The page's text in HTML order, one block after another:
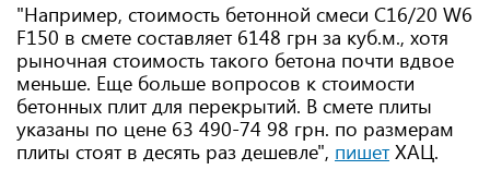
"Например, стоимость бетонной смеси С16/20 W6
F150 в смете составляет 6148 грн за куб.м., хотя
рыночная стоимость такого бетона почти вдвое
меньше. Еще больше вопросов к стоимости
бетонных плит для перекрытий. В смете плиты
указаны по цене 63 490-74 98 грн. по размерам
плиты стоят в десять раз дешевле", пишетХАЦ.